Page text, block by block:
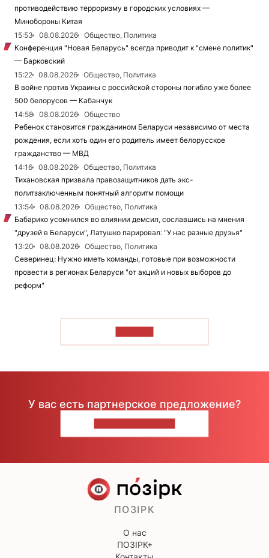
противодействию терроризму в городских условиях —
Минобороны Китая
15:53
08.08.2026
Общество, Политика
Конференция "Новая Беларусь" всегда приводит к "смене политик"
— Барковский
15:22
08.08.2026
Общество, Политика
В войне против Украины с российской стороны погибло уже более
500 белорусов — Кабанчук
14:58
08.08.2026
Общество
Ребенок становится гражданином Беларуси независимо от места
рождения, если хоть один его родитель имеет белорусское
гражданство — МВД
14:16
08.08.2026
Общество, Политика
Тихановская призвала правозащитников дать экс-
политзаключенным понятный алгоритм помощи
13:54
08.08.2026
Общество, Политика
Бабарико усомнился во влиянии демсил, сославшись на мнения
"друзей в Беларуси", Латушко парировал: "У нас разные друзья"
13:20
08.08.2026
Общество, Политика
Северинец: Нужно иметь команды, готовые при возможности
провести в регионах Беларуси "от акций и новых выборов до
реформ"
У вас есть партнерское предложение?
ПОЗІРК
О нас
ПОЗІРК+